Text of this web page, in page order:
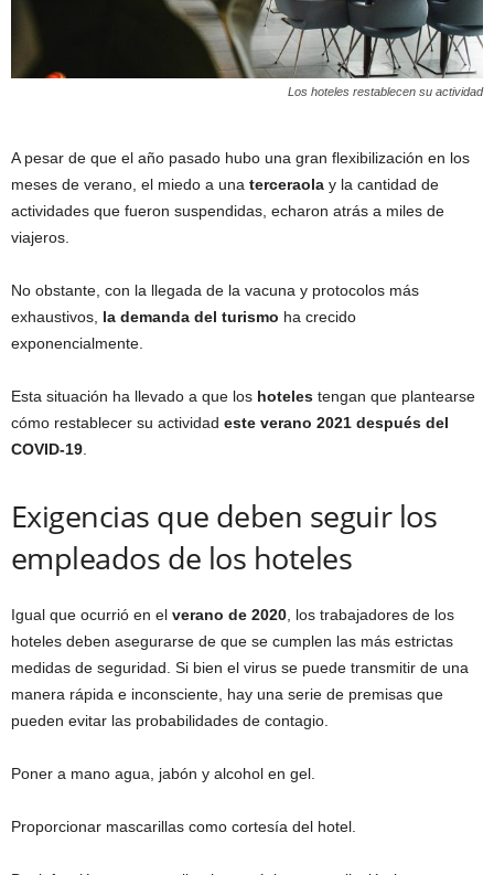
Los hoteles restablecen su actividad
A pesar de que el año pasado hubo una gran flexibilización en los
meses de verano, el miedo a una terceraola y la cantidad de
actividades que fueron suspendidas, echaron atrás a miles de
viajeros.
No obstante, con la llegada de la vacuna y protocolos más
exhaustivos, la demanda del turismo ha crecido
exponencialmente.
Esta situación ha llevado a que los hoteles tengan que plantearse
cómo restablecer su actividad este verano 2021 después del
COVID-19
Exigencias que deben seguir los
empleados de los hoteles
Igual que ocurrió en el verano de 2020 , los trabajadores de los
hoteles deben asegurarse de que se cumplen las más estrictas
medidas de seguridad. Si bien el virus se puede transmitir de una
manera rápida e inconsciente, hay una serie de premisas que
pueden evitar las probabilidades de contagio.
Poner a mano agua, jabón y alcohol en gel.
Proporcionar mascarillas como cortesía del hotel.